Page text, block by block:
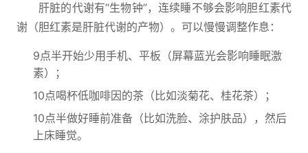
肝脏的代谢有“生物钟”，连续睡不够会影响胆红素代
谢（胆红素是肝脏代谢的产物）。可以慢慢调整作息：
9点半开始少用手机、平板（屏幕蓝光会影响睡眠激
素）；
10点喝杯低咖啡因的茶（比如淡菊花、桂花茶）；
10点半做好睡前准备（比如洗脸、涂护肤品），然后
上床睡觉。